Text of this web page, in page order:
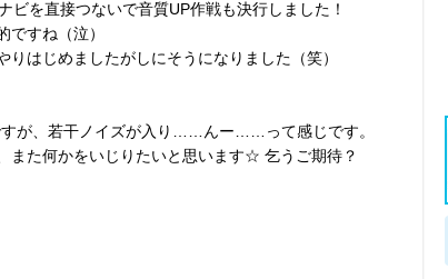
ビを直接つないで音質UP作戦も決行しました！
ですね（泣）
はじめましたがしにそうになりました（笑）
すが、若干ノイズが入り……んー……って感じです。
また何かをいじりたいと思います☆ 乞うご期待？